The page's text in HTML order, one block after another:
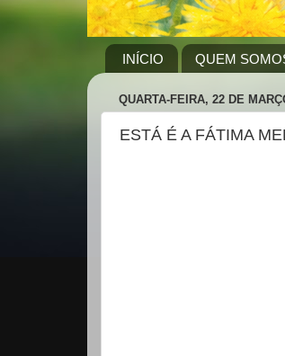
INÍCIO QUEM
QUARTA-FEIRA, 22 DE
ESTÁ É A FÁTIMA